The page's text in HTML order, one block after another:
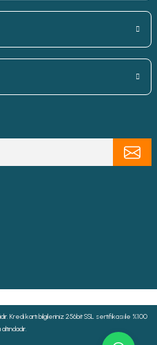
Kredi kartı bilgileriniz 256bit SSL sertifikası ile %100